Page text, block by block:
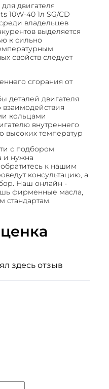
двигателя
10W-40 1л SG/CD
владельцев
выделяется
к сильно
свойств следует
сгорания от
деталей двигателя
кольцами
внутреннего
высоких температур
с подбором
и нужна
к нашим
консультацию, а
Наш онлайн -
фирменные масла,
стандартам.
здесь отзыв